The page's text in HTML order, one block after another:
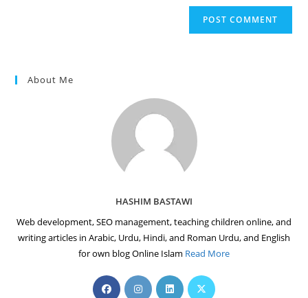
About Me
HASHIM BASTAWI
Web development, SEO management, teaching children online, and
writing articles in Arabic, Urdu, Hindi, and Roman Urdu, and English
for own blog Online Islam Read More
OpensOpensOpensOpens